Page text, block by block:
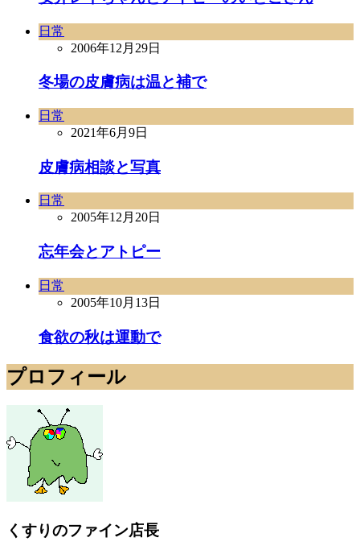
日常
2006年12月29日
冬場の皮膚病は温と補で
日常
2021年6月9日
皮膚病相談と写真
日常
2005年12月20日
忘年会とアトピー
日常
2005年10月13日
食欲の秋は運動で
プロフィール
くすりのファイン店長